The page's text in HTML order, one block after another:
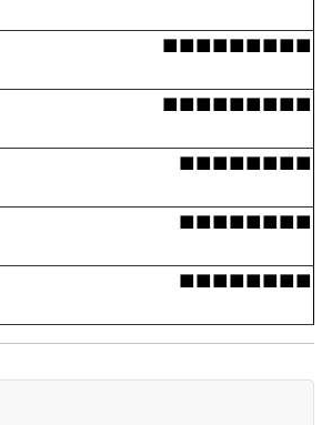
■■■■■■■■■
■■■■■■■■■
■■■■■■■■
■■■■■■■■
■■■■■■■■